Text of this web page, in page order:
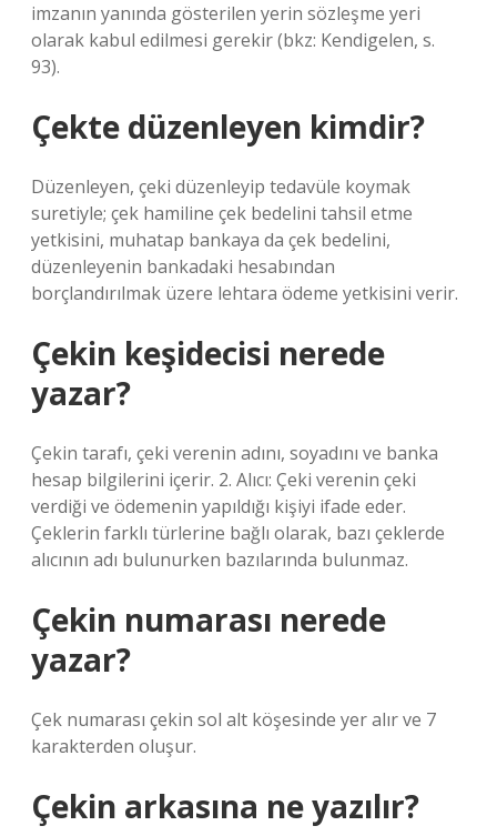
imzanın yanında gösterilen yerin sözleşme yeri
olarak kabul edilmesi gerekir (bkz: Kendigelen, s.
93).
Çekte düzenleyen kimdir?
Düzenleyen, çeki düzenleyip tedavüle koymak
suretiyle; çek hamiline çek bedelini tahsil etme
yetkisini, muhatap bankaya da çek bedelini,
düzenleyenin bankadaki hesabından
borçlandırılmak üzere lehtara ödeme yetkisini verir.
Çekin keşidecisi nerede
yazar?
Çekin tarafı, çeki verenin adını, soyadını ve banka
hesap bilgilerini içerir. 2. Alıcı: Çeki verenin çeki
verdiği ve ödemenin yapıldığı kişiyi ifade eder.
Çeklerin farklı türlerine bağlı olarak, bazı çeklerde
alıcının adı bulunurken bazılarında bulunmaz.
Çekin numarası nerede
yazar?
Çek numarası çekin sol alt köşesinde yer alır ve 7
karakterden oluşur.
Çekin arkasına ne yazılır?